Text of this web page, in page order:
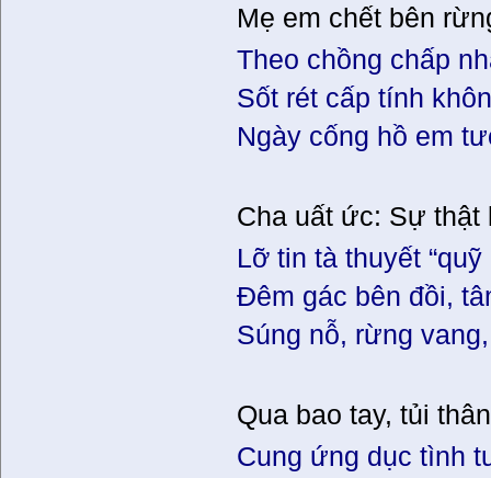
Mẹ em chết bên
Theo chồng chấp
Sốt rét cấp tính
Ngày cống hồ em
Cha uất ức: Sự thật
Lỡ tin tà thuyết “quỹ
Đêm gác bên đồi,
Súng nỗ, rừng
Qua bao tay, tủi
Cung ứng dục tình